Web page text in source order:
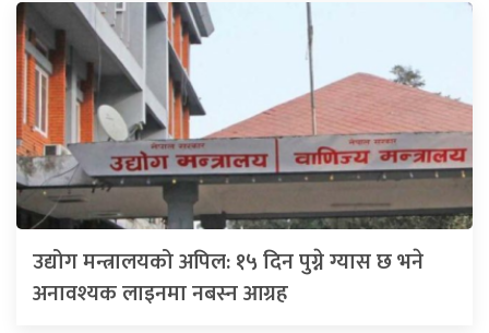
उद्योग मन्त्रालयको अपिल: १५ दिन पुग्ने ग्यास छ भने
अनावश्यक लाइनमा नबस्न आग्रह